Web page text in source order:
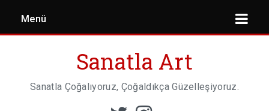
Menü
Sanatla Art
Sanatla Çoğalıyoruz, Çoğaldıkça Güzelleşiyoruz.